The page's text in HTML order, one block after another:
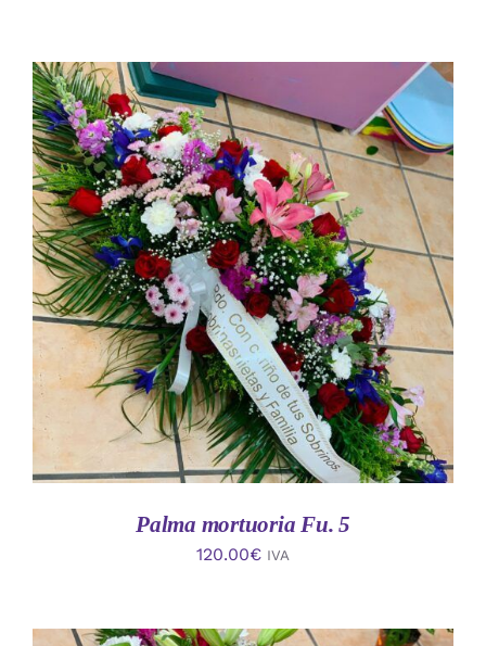
AÑADIR AL CARRITO
/
DETALLES
Palma mortuoria Fu. 5
120.00€ IVA